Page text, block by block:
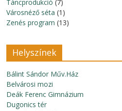
Táncprodukció (7)
Városnéző séta (1)
Zenés program (13)
Helyszínek
Bálint Sándor Műv.Ház
Belvárosi mozi
Deák Ferenc Gimnázium
Dugonics tér